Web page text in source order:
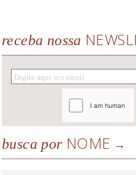
receba nossa
busca porNOME